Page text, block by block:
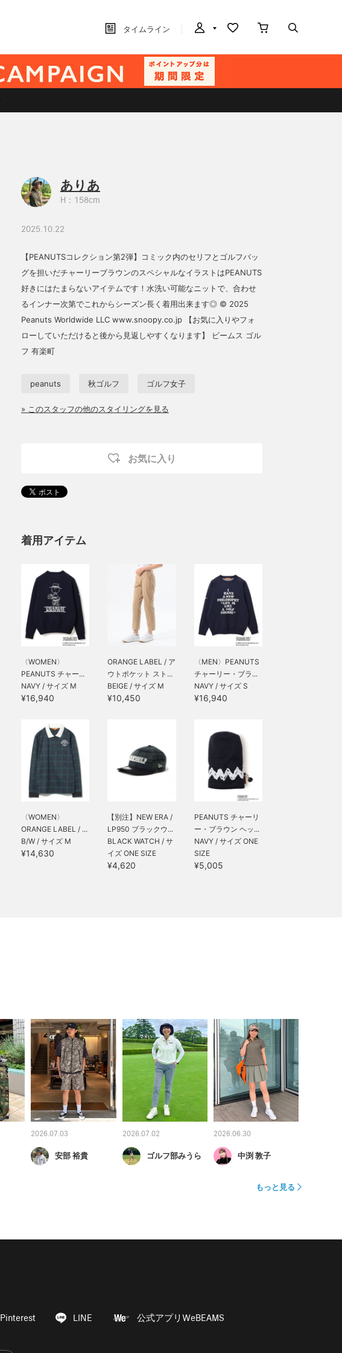
タイムライン
ありあ
H：158cm
2025.10.22
【PEANUTSコレクション第2弾】コミック内のセリフとゴルフバッ
グを担いだチャーリーブラウンのスペシャルなイラストはPEANUTS
好きにはたまらないアイテムです！水洗い可能なニットで、合わせ
るインナー次第でこれからシーズン長く着用出来ます◎ © 2025
Peanuts Worldwide LLC www.snoopy.co.jp 【お気に入りやフォ
ローしていただけると後から見返しやすくなります】 ビームス ゴル
フ 有楽町
peanuts 秋ゴルフ ゴルフ女子
» このスタッフの他のスタイリングを見る
お気に入り
着用アイテム
〈WOMEN〉
PEANUTS チャー...
NAVY / サイズ M
¥16,940
ORANGE LABEL / ア
ウトポケット スト...
BEIGE / サイズ M
¥10,450
〈MEN〉PEANUTS
チャーリー・ブラ...
NAVY / サイズ S
¥16,940
〈WOMEN〉
ORANGE LABEL / ...
B/W / サイズ M
¥14,630
【別注】NEW ERA /
LP950 ブラックウ...
BLACK WATCH / サ
イズ ONE SIZE
¥4,620
PEANUTS チャーリ
ー・ブラウン ヘッ...
NAVY / サイズ ONE
SIZE
¥5,005
2026.07.03
安部 裕貴
2026.07.02
ゴルフ部みうら
2026.06.30
中渕 敦子
もっと見る
Pinterest LINE 公式アプリWeBEAMS